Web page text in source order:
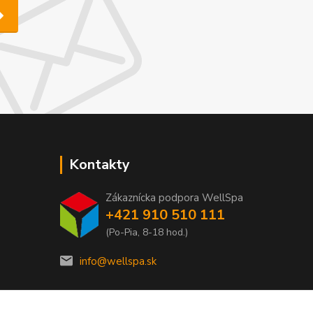
Kontakty
Zákaznícka podpora WellSpa
+421 910 510 111
(Po-Pia, 8-18 hod.)
info@wellspa.sk